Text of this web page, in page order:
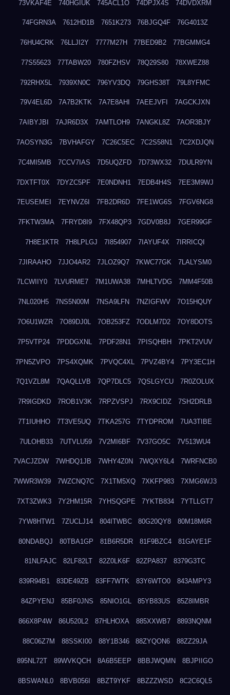
73VKAF4E 740HGIUK 745ACL1O 74DPJX4S 74DVDXRM
74FGRN3A 7612HD1B 7651K273 76BJGQ4F 76G4013Z
76HU4CRK 76LLJI2Y 7777M27H 77BED9B2 77BGMMG4
77S55623 77TABW20 780FZHSV 78Q29S80 78XWEZ88
792RHX5L 7939XN0C 796YV3DQ 79GHS38T 79L8YFMC
79V4EL6D 7A7B2KTK 7A7E8AHI 7AEEJVFI 7AGCKJXN
7AIBYJBI 7AJR6D3X 7AMTLOH9 7ANGKL8Z 7AOR3BJY
7AOSYN3G 7BVHAFGY 7C26C5EC 7C2S58N1 7C2XDJQN
7C4MI5MB 7CCV7IAS 7D5UQZFD 7D73WX32 7DULR9YN
7DXTFT0X 7DYZC5PF 7E0NDNH1 7EDB4H4S 7EE3M9WJ
7EUSEMEI 7EYNVZ6I 7FB2DR6D 7FE1WG6S 7FGV6NG8
7FKTW3MA 7FRYD8I9 7FX48QP3 7GDV0B8J 7GER99GF
7H8E1KTR 7H8LPLGJ 7I854907 7IAYUF4X 7IRRICQI
7JIRAAHO 7JJO4AR2 7JLOZ9Q7 7KWC77GK 7LALYSM0
7LCWIIY0 7LVURME7 7M1UWA38 7MHLTVDG 7MM4F50B
7NL020H5 7NS5N00M 7NSA9LFN 7NZIGFWV 7O15HQUY
7O6U1WZR 7O89DJ0L 7OB253FZ 7ODLM7D2 7OY8DOTS
7P5VTP24 7PDDGXNL 7PDF28N1 7PISQHBH 7PKT2VUV
7PN5ZVPO 7PS4XQMK 7PVQC4XL 7PVZ4BY4 7PY3EC1H
7Q1VZL8M 7QAQLLVB 7QP7DLC5 7QSLGYCU 7R0ZOLUX
7R9IGDKD 7ROB1V3K 7RPZVSPJ 7RX9CIDZ 7SH2DRLB
7T1IUHHO 7T3VE5UQ 7TKA257G 7TYDPROM 7UA3TIBE
7ULOHB33 7UTVLU59 7V2MI6BF 7V37GO5C 7V513WU4
7VACJZDW 7WHDQ1JB 7WHY4Z0N 7WQXY6L4 7WRFNCB0
7WWR3W39 7WZCNQ7C 7X1TM5XQ 7XKFP983 7XMG6WJ3
7XT3ZWK3 7Y2HM15R 7YHSQGPE 7YKTB834 7YTLLGT7
7YW8HTW1 7ZUCLJ14 804ITWBC 80G20QY8 80M18M6R
80NDABQJ 80TBA1GP 81B6R5DR 81F9BZC4 81GAYE1F
81NLFAJC 82LF82LT 82Z0LK6F 82ZPA837 8379G3TC
839R94B1 83DE49ZB 83FF7WTK 83Y6WTO0 843AMPY3
84ZPYENJ 85BF0JNS 85NIO1GL 85YB83US 85Z8IMBR
866X8P4W 86U520L2 87HLHOXA 885XXWB7 8893NQNM
88C06Z7M 88SSKI00 88Y1B346 88ZYQON6 88ZZ29JA
895NL72T 89WVKQCH 8A6B5EEP 8BBJWQMN 8BJPIIGO
8BSWANL0 8BVB056I 8BZT9YKF 8BZZZWSD 8C2C6QL5